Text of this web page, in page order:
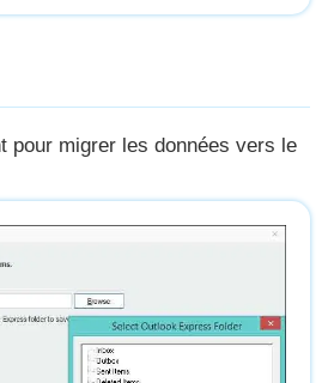
pour migrer les données vers le